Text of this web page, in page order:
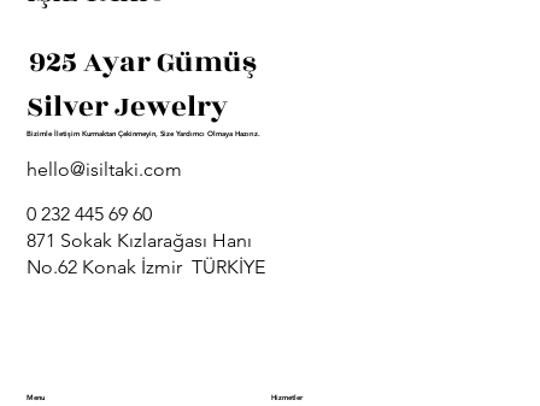
925 Ayar Gümüş
Silver Jewelry
Bizimle İletişim Kurmaktan Çekinmeyin, Size Yardımcı Olmaya Hazırız.
hello@isiltaki.com
0 232 445 69 60
871 Sokak Kızlarağası Hanı
No.62 Konak İzmir TÜRKİYE
Menu Hizmetler